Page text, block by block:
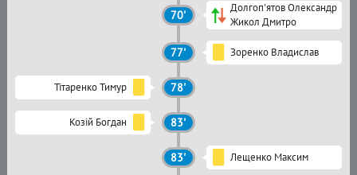
70'
Долгоп'ятов Олександр
Жикол Дмитро
77' Зоренко Владислав
Тітаренко Тимур 78'
Козій Богдан 83'
83' Лещенко Максим